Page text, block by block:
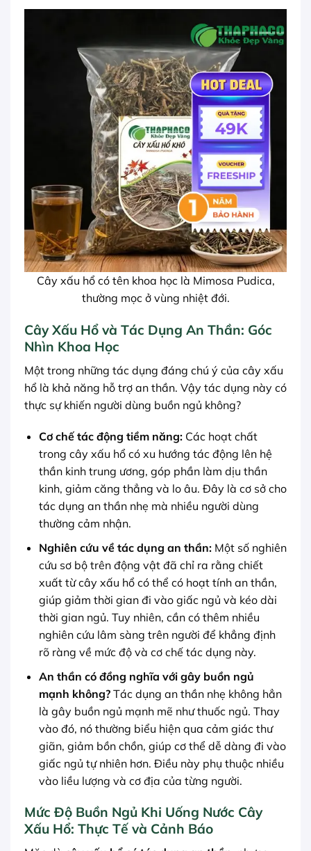
Cây xấu hổ có tên khoa học là Mimosa Pudica,
thường mọc ở vùng nhiệt đới.
Cây Xấu Hổ và Tác Dụng An Thần: Góc
Nhìn Khoa Học
Một trong những tác dụng đáng chú ý của cây xấu
hổ là khả năng hỗ trợ an thần. Vậy tác dụng này có
thực sự khiến người dùng buồn ngủ không?
Cơ chế tác động tiềm năng:Các hoạt chất
trong cây xấu hổ có xu hướng tác động lên hệ
thần kinh trung ương, góp phần làm dịu thần
kinh, giảm căng thẳng và lo âu. Đây là cơ sở cho
tác dụng an thần nhẹ mà nhiều người dùng
thường cảm nhận.
Nghiên cứu về tác dụng an thần:Một số nghiên
cứu sơ bộ trên động vật đã chỉ ra rằng chiết
xuất từ cây xấu hổ có thể có hoạt tính an thần,
giúp giảm thời gian đi vào giấc ngủ và kéo dài
thời gian ngủ. Tuy nhiên, cần có thêm nhiều
nghiên cứu lâm sàng trên người để khẳng định
rõ ràng về mức độ và cơ chế tác dụng này.
An thần có đồng nghĩa với gây buồn ngủ
mạnh không?Tác dụng an thần nhẹ không hẳn
là gây buồn ngủ mạnh mẽ như thuốc ngủ. Thay
vào đó, nó thường biểu hiện qua cảm giác thư
giãn, giảm bồn chồn, giúp cơ thể dễ dàng đi vào
giấc ngủ tự nhiên hơn. Điều này phụ thuộc nhiều
vào liều lượng và cơ địa của từng người.
Mức Độ Buồn Ngủ Khi Uống Nước Cây
Xấu Hổ: Thực Tế và Cảnh Báo